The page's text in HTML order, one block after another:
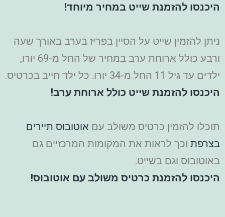
היכנסו להזמנת שייט במחיר מיוחד!
ניתן להזמין שייט על הסיין בפריז בערב באורך שעה
ורבע כולל ארוחת ערב במחיר של החל מ-69 יורו,
ילדים עד גיל 11 החל מ-34 יורו. כל ילד חייב בכרטיס.
היכנסו להזמנת שייט כולל ארוחת ערב!
תוכלו להזמין כרטיס משולב עם אוטובוס תיירים
בצרפת וכך לראות את המקומות המרכזיים גם
באוטובוס וגם בשייט.
היכנסו להזמנת כרטיס משולב עם אוטובוס!